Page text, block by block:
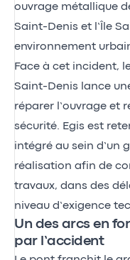
ouvrage métallique
Saint-Denis et l’Île
environnement
Face à cet incident,
Saint-Denis lance
réparer l’ouvrage et
sécurité. Egis est
intégré au sein d’un
réalisation afin de
travaux, dans des
niveau d’exigence
Un des arcs en
par l’accident